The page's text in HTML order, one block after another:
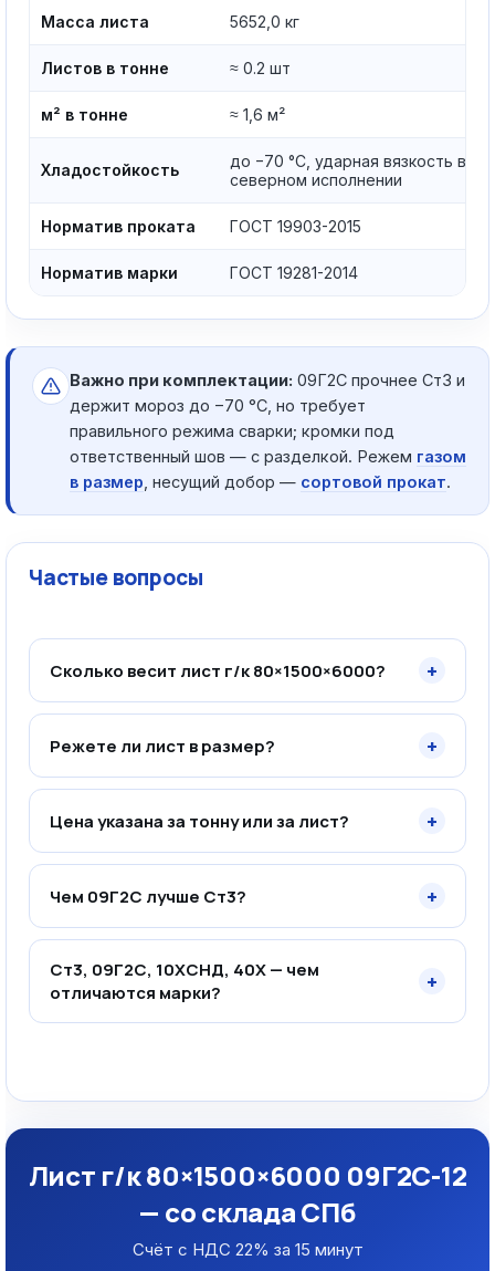
Масса листа 5652,0 кг
Листов в тонне ≈ 0.2 шт
м² в тонне ≈ 1,6 м²
Хладостойкость
до −70 °C, ударная вязкость в
северном исполнении
Норматив проката ГОСТ 19903-2015
Норматив марки ГОСТ 19281-2014
Важно при комплектации: 09Г2С прочнее Ст3 и
держит мороз до −70 °C, но требует
правильного режима сварки; кромки под
ответственный шов — с разделкой. Режем газом
в размер , несущий добор — сортовой прокат.
Частые вопросы
Сколько весит лист г/к 80×1500×6000? +
Режете ли лист в размер? +
Цена указана за тонну или за лист? +
Чем 09Г2С лучше Ст3? +
Ст3, 09Г2С, 10ХСНД, 40Х — чем
отличаются марки?
+
Лист г/к 80×1500×6000 09Г2С-12
— со склада СПб
Счёт с НДС 22% за 15 минут